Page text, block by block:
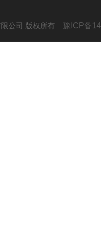
限公司 版权所有 豫ICP备